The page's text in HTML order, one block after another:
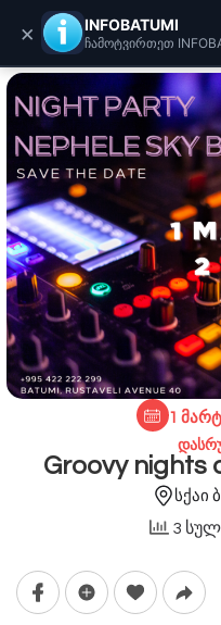
1
Groovy nights
სქაი
3 სულ
× INFOBATUMI